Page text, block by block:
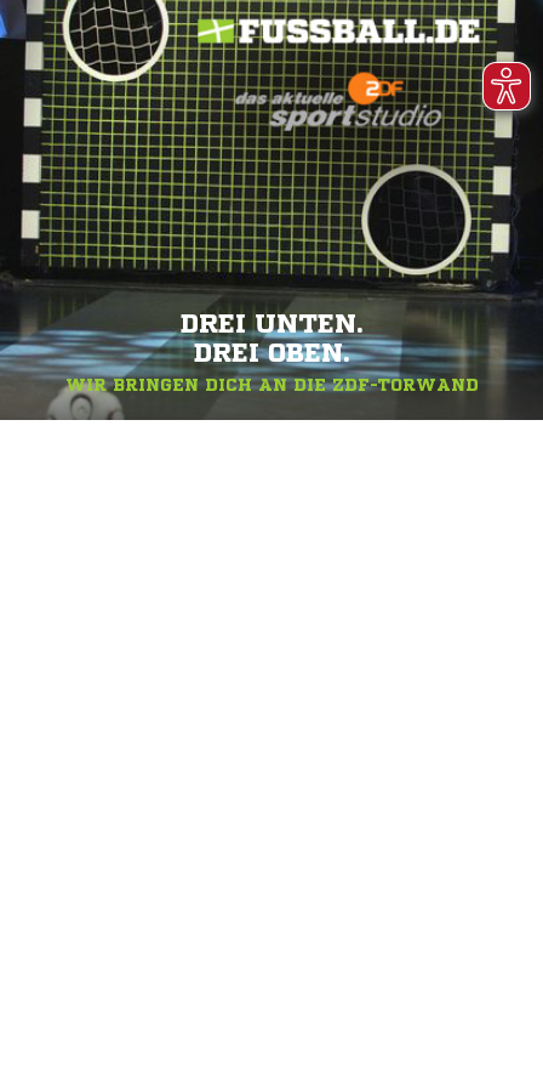
DREI UNTEN.
DREI OBEN.
WIR BRINGEN DICH AN DIE ZDF-TORWAND